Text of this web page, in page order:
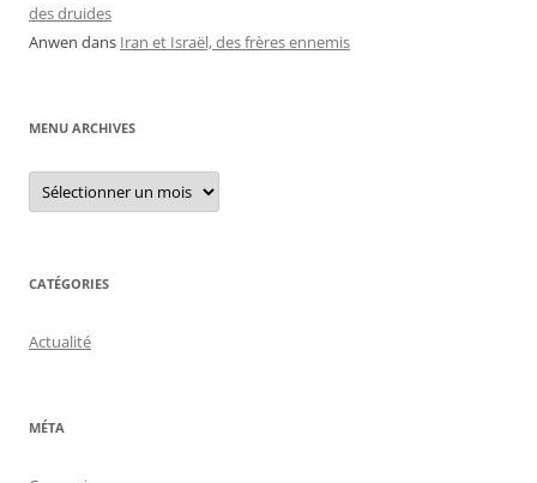
des druides
Anwen dans Iran et Israël, des frères ennemis
MENU ARCHIVES
Menu
archives
CATÉGORIES
Actualité
MÉTA